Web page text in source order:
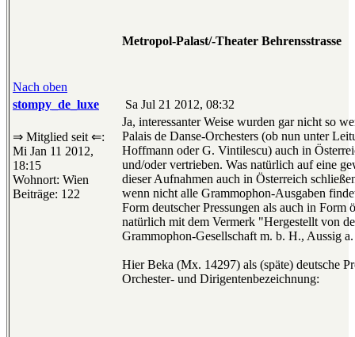
Metropol-Palast/-Theater Behrensstrasse
Nach oben
stompy_de_luxe
Sa Jul 21 2012, 08:32
⇒ Mitglied seit ⇐:
Mi Jan 11 2012,
18:15
Wohnort: Wien
Beiträge: 122
Ja, interessanter Weise wurden gar nicht so
Palais de Danse-Orchesters (ob nun unter
Hoffmann oder G. Vintilescu) auch in
und/oder vertrieben. Was natürlich auf eine
dieser Aufnahmen auch in Österreich
wenn nicht alle Grammophon-Ausgaben
Form deutscher Pressungen als auch in Form
natürlich mit dem Vermerk "Hergestellt von
Grammophon-Gesellschaft m. b. H., Aussig
Hier Beka (Mx. 14297) als (späte) deutsche
Orchester- und Dirigentenbezeichnung: